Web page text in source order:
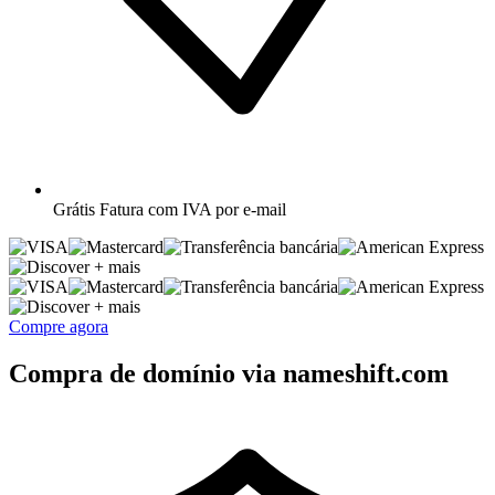
Grátis Fatura com IVA por e-mail
+ mais
+ mais
Compre agora
Compra de domínio via nameshift.com